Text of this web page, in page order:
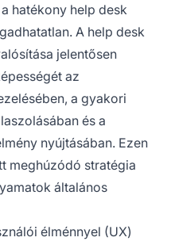
hatékony help desk
A help desk
jelentősen
az
a gyakori
és a
nyújtásában. Ezen
meghúzódó stratégia
általános
élménnyel (UX)